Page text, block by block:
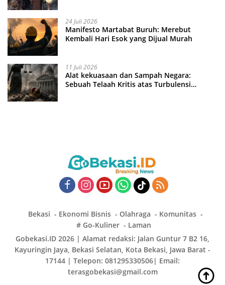
24 Juli 2026
Manifesto Martabat Buruh: Merebut
Kembali Hari Esok yang Dijual Murah
11 Juli 2026
Alat kekuasaan dan Sampah Negara:
Sebuah Telaah Kritis atas Turbulensi
Bekasi Ekonomi Bisnis Olahraga
Komunitas
# Go-Kuliner
Laman
Gobekasi.ID 2026 | Alamat redaksi: Jalan Guntur 7 B2 16,
Kayuringin Jaya, Bekasi Selatan, Kota Bekasi, Jawa Barat -
17144 | Telepon: 081295330506| Email:
terasgobekasi@gmail.com